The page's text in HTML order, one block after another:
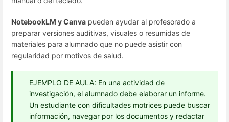
NotebookLM y Canva pueden ayudar al profesorado a
preparar versiones auditivas, visuales o resumidas de
materiales para alumnado que no puede asistir con
regularidad por motivos de salud.
EJEMPLO DE AULA: En una actividad de
investigación, el alumnado debe elaborar un informe.
Un estudiante con dificultades motrices puede buscar
información, navegar por los documentos y redactar